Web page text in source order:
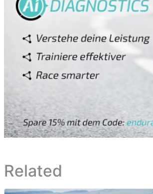
Related